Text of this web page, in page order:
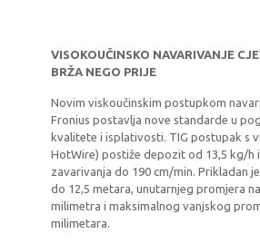
VISOKOUČINSKO NAVARIVANJE
BRŽA NEGO PRIJE
Novim viskoučinskim postupkom
Fronius postavlja nove standarde u
kvalitete i isplativosti. TIG postupak s
HotWire) postiže depozit od 13,5 kg/h
zavarivanja do 190 cm/min. Prikladan
do 12,5 metara, unutarnjeg promjera
milimetra i maksimalnog vanjskog
milimetara.